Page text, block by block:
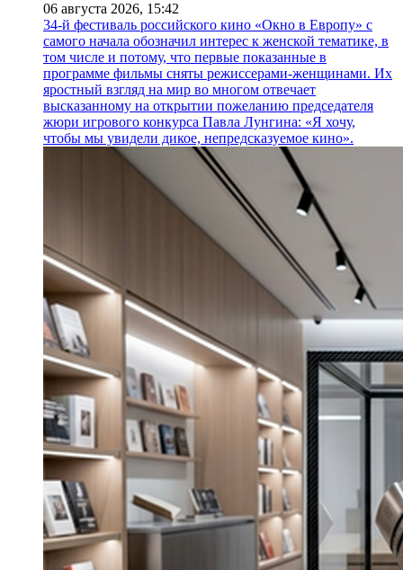
06 августа 2026, 15:42
34-й фестиваль российского кино «Окно в Европу» с
самого начала обозначил интерес к женской тематике, в
том числе и потому, что первые показанные в
программе фильмы сняты режиссерами-женщинами. Их
яростный взгляд на мир во многом отвечает
высказанному на открытии пожеланию председателя
жюри игрового конкурса Павла Лунгина: «Я хочу,
чтобы мы увидели дикое, непредсказуемое кино».